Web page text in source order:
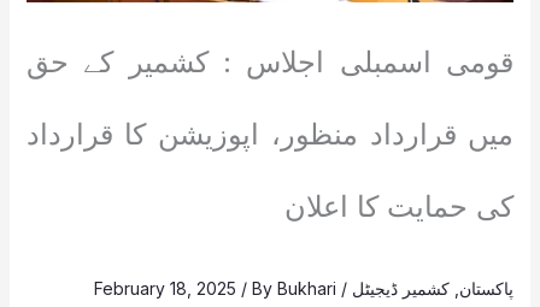
قومی اسمبلی اجلاس : کشمیر کے حق
میں قرارداد منظور، اپوزیشن کا قرارداد
کی حمایت کا اعلان
پاکستان کشمیر ڈیجیٹل /
February 18, 2025 / ByBukhari